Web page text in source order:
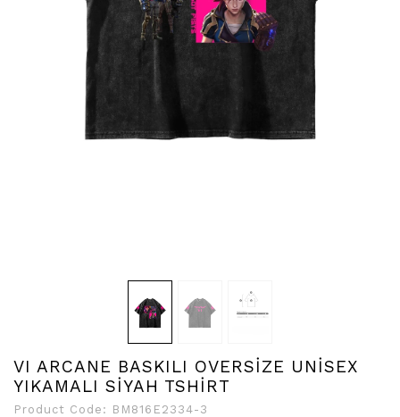
VI ARCANE BASKILI OVERSİZE UNİSEX
YIKAMALI SİYAH TSHİRT
Product Code: BM816E2334-3